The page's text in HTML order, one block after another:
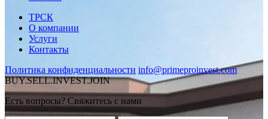
ТРСК
О компании
Услуги
Контакты
Политика конфиденциальности info@primeproinvest.com
BUY.SELL.INVEST.JOIN
Есть вопросы? Свяжитесь с нами